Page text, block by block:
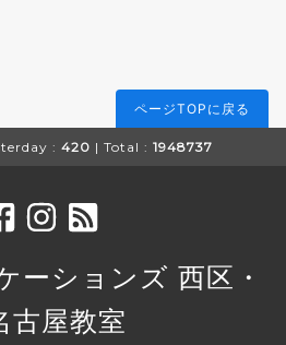
ページTOPに戻る
: 420 | Total : 1948737
ーションズ 西区・
古屋教室